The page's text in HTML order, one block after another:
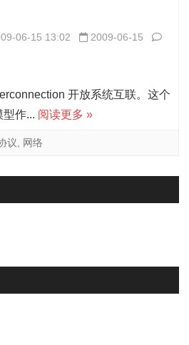
06-15 13:02 2009-06-15 OSI
开放系统互联。这个
型作... 阅读更多 »
议 网络